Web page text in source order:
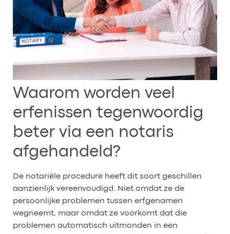
Waarom worden veel
erfenissen tegenwoordig
beter via een notaris
afgehandeld?
De notariële procedure heeft dit soort geschillen
aanzienlijk vereenvoudigd. Niet omdat ze de
persoonlijke problemen tussen erfgenamen
wegneemt, maar omdat ze voorkomt dat die
problemen automatisch uitmonden in een